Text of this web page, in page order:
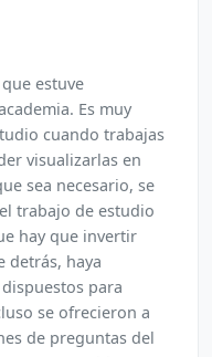
estuve
Es muy
cuando trabajas
visualizarlas en
sea necesario, se
trabajo de estudio
hay que invertir
detrás, haya
para
se ofrecieron a
de preguntas del